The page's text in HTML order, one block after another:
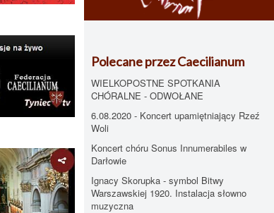
Polecane przez Caecilianum
WIELKOPOSTNE SPOTKANIA
CHÓRALNE - ODWOŁANE
6.08.2020 - Koncert upamiętniający Rzeź
Woli
Koncert chóru Sonus Innumerabiles w
Darłowie
Ignacy Skorupka - symbol Bitwy
Warszawskiej 1920. Instalacja słowno
muzyczna